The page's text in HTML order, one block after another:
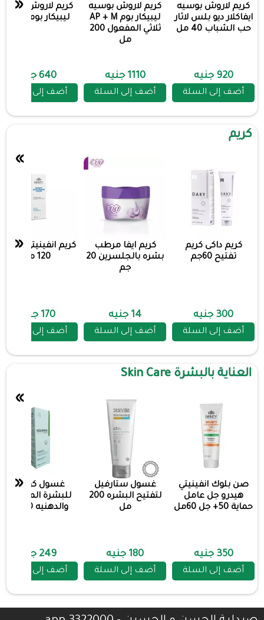
كريم لاروش بوسيه
ايفاكلار ديو بلس لاثار
حب الشباب 40 مل
920 جنيه
أضف إلى السلة
كريم لاروش بوسيه
ليبيكار بوم AP + M
ثلاثي المفعول 200
مل
1110 جنيه
أضف إلى السلة
كريم لاروش بوسيه
ليبيكار بوم 75مل
640 جنيه
أضف إلى السلة
«
كريم
كريم داكى كريم
تفتيح 60جم
300 جنيه
أضف إلى السلة
كريم ايفا مرطب
بشره بالجلسرين 20
جم
14 جنيه
أضف إلى السلة
كريم انفينيتي
120 مل
170 جنيه
أضف إلى السلة
»
«
العناية بالبشرة Skin Care
صن بلوك انفينيتي
هيدرو جل عامل
حماية 50+ جل 60مل
350 جنيه
أضف إلى السلة
غسول ستارفيل
لتفتيح البشره 200
مل
180 جنيه
أضف إلى السلة
غسول كولانوج
للبشرة المختلطة
والدهنيه 200مل
249 جنيه
أضف إلى السلة
»
«